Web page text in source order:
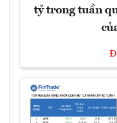
tỷ trong tuần